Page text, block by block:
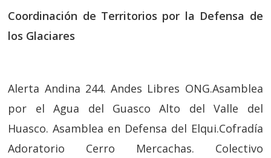
Coordinación de Territorios por la Defensa de
los Glaciares
Alerta Andina 244. Andes Libres ONG.Asamblea
por el Agua del Guasco Alto del Valle del
Huasco. Asamblea en Defensa del Elqui.Cofradía
Adoratorio Cerro Mercachas. Colectivo